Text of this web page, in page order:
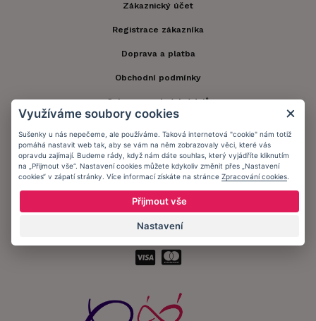
Zákaznický účet
Registrace zákazníka
Doprava a platba
Obchodní podmínky
Ochrana osobních údajů
Zůstaňte s námi v kontaktu.
Přijímáme platby:
Využíváme soubory cookies
Sušenky u nás nepečeme, ale používáme. Taková internetová "cookie" nám totiž
pomáhá nastavit web tak, aby se vám na něm zobrazovaly věci, které vás
opravdu zajímají. Budeme rády, když nám dáte souhlas, který vyjádříte kliknutím
na „Přijmout vše“. Nastavení cookies můžete kdykoliv změnit přes „Nastavení
cookies“ v zápatí stránky. Více informací získáte na stránce Zpracování cookies
Přijmout vše
Nastavení